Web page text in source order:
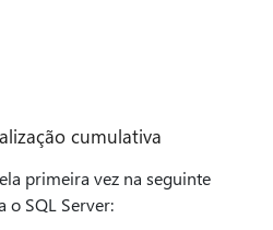
cumulativa
primeira vez na seguinte
o SQL Server: